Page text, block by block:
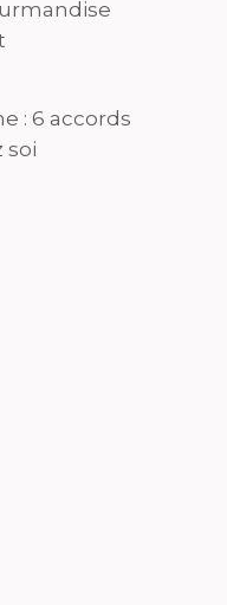
: 6 accords
soi